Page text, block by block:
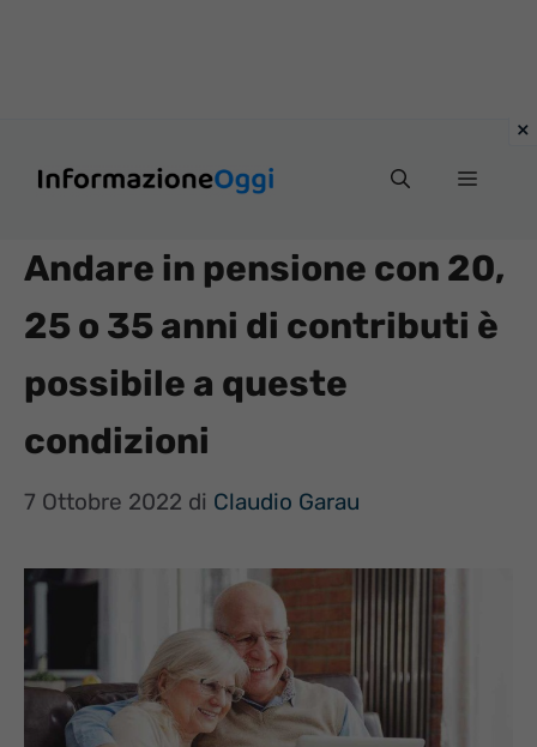
Menu
Andare in pensione con 20,
25 o 35 anni di contributi è
possibile a queste
condizioni
7 Ottobre 2022 di Claudio Garau